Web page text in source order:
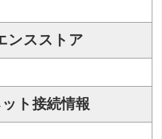
ンスストア
ト接続情報